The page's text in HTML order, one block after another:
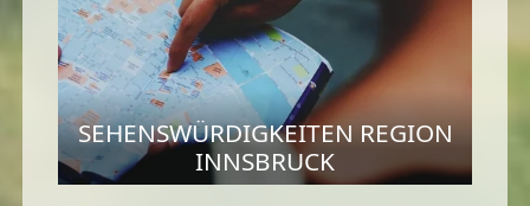
SEHENSWÜRDIGKEITEN REGION
INNSBRUCK